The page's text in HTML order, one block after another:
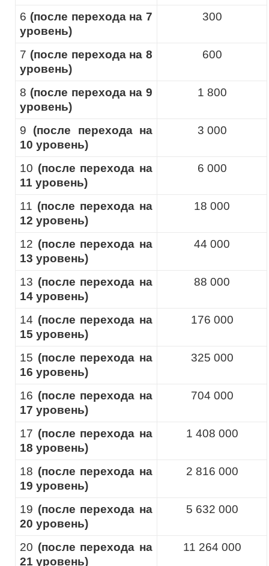
6 (после перехода на 7
уровень)
300
7 (после перехода на 8
уровень)
600
8 (после перехода на 9
уровень)
1 800
9 (после перехода на
10 уровень)
3 000
10 (после перехода на
11 уровень)
6 000
11 (после перехода на
12 уровень)
18 000
12 (после перехода на
13 уровень)
44 000
13 (после перехода на
14 уровень)
88 000
14 (после перехода на
15 уровень)
176 000
15 (после перехода на
16 уровень)
325 000
16 (после перехода на
17 уровень)
704 000
17 (после перехода на
18 уровень)
1 408 000
18 (после перехода на
19 уровень)
2 816 000
19 (после перехода на
20 уровень)
5 632 000
20 (после перехода на
21 уровень)
11 264 000